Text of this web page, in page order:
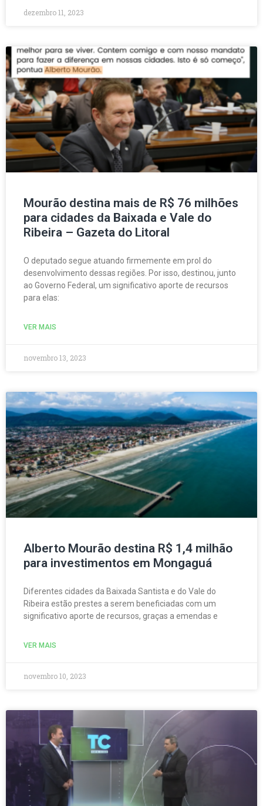
dezembro 11, 2023
Mourão destina mais de R$ 76 milhões
para cidades da Baixada e Vale do
Ribeira – Gazeta do Litoral
O deputado segue atuando firmemente em prol do
desenvolvimento dessas regiões. Por isso, destinou, junto
ao Governo Federal, um significativo aporte de recursos
para elas:
VER MAIS
novembro 13, 2023
Alberto Mourão destina R$ 1,4 milhão
para investimentos em Mongaguá
Diferentes cidades da Baixada Santista e do Vale do
Ribeira estão prestes a serem beneficiadas com um
significativo aporte de recursos, graças a emendas e
VER MAIS
novembro 10, 2023